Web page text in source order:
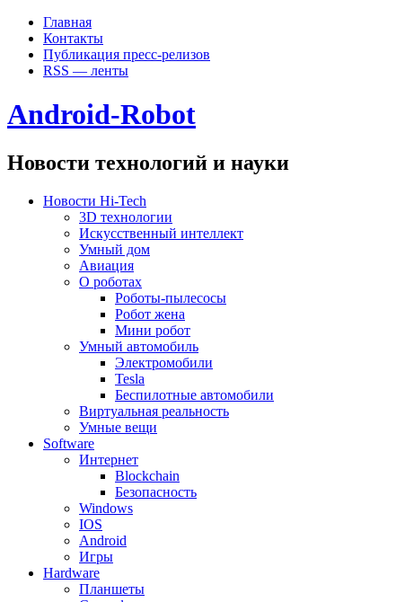
Главная
Контакты
Публикация пресс-релизов
RSS — ленты
Android-Robot
Новости технологий и науки
Новости Hi-Tech
3D технологии
Искусственный интеллект
Умный дом
Авиация
О роботах
Роботы-пылесосы
Робот жена
Мини робот
Умный автомобиль
Электромобили
Tesla
Беспилотные автомобили
Виртуальная реальность
Умные вещи
Software
Интернет
Blockchain
Безопасность
Windows
IOS
Android
Игры
Hardware
Планшеты